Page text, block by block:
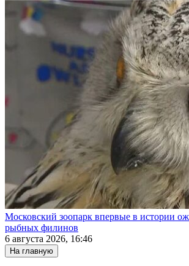
Московский зоопарк впервые в истории
рыбных филинов
6 августа 2026, 16:46
На главную